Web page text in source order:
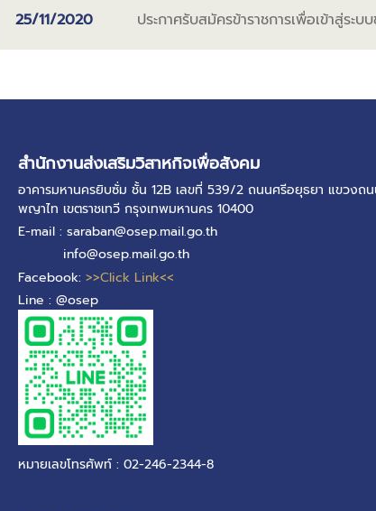
25/11/2020 ประกาศรับสมัครข้าราชการเพื่อเข้าสู่ระ
สำนักงานส่งเสริมวิสาหกิจเพื่อสังคม
อาคารมหานครยิบซั่ม ชั้น 12B เลขที่ 539/2 ถนนศรีอยุธยา แขวงถ
พญาไท เขตราชเทวี กรุงเทพมหานคร 10400
E-mail : saraban@osep.mail.go.th
info@osep.mail.go.th
Facebook: >>Click Link<<
Line : @osep
หมายเลขโทรศัพท์ : 02-246-2344-8